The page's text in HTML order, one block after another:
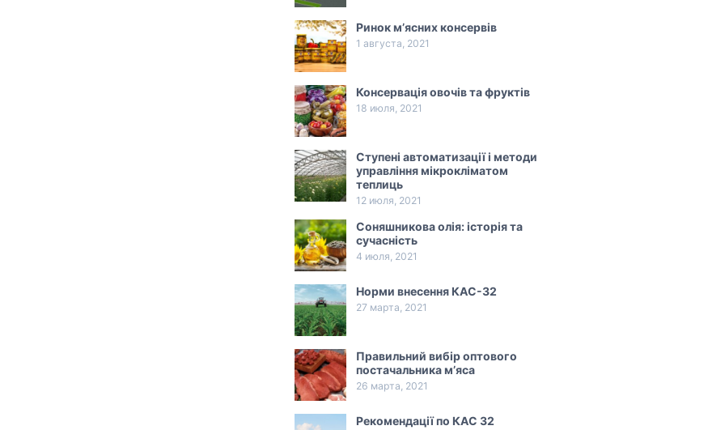
Ринок м’ясних консервів
1 августа, 2021
Консервація овочів та фруктів
18 июля, 2021
Ступені автоматизації і методи
управління мікрокліматом
теплиць
12 июля, 2021
Соняшникова олія: історія та
сучасність
4 июля, 2021
Норми внесення КАС-32
27 марта, 2021
Правильний вибір оптового
постачальника м’яса
26 марта, 2021
Рекомендації по КАС 32